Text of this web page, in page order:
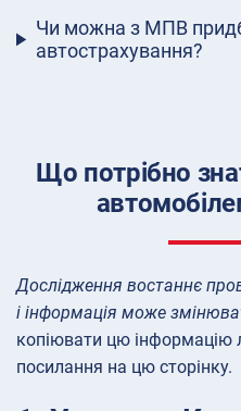
Чи можна з МПВ
автострахування?
Що потрібно
Дослідження востаннє
і інформація може
копіювати цю
посилання на цю сторінку.